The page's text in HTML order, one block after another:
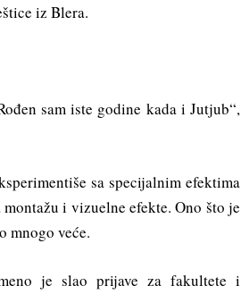
iz Blera.
sam iste godine kada i Jutjub“,
sa specijalnim efektima
i vizuelne efekte. Ono što je
mnogo veće.
je slao prijave za fakultete i